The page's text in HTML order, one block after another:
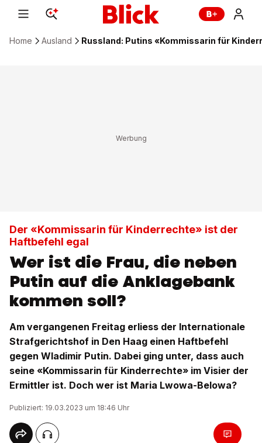
Home Ausland Russland: Putins «Kommissarin für
Der «Kommissarin für Kinderrechte» ist der
Haftbefehl egal
Wer ist die Frau, die neben
Putin auf die Anklagebank
kommen soll?
Am vergangenen Freitag erliess der Internationale
Strafgerichtshof in Den Haag einen Haftbefehl
gegen Wladimir Putin. Dabei ging unter, dass auch
seine «Kommissarin für Kinderrechte» im Visier der
Ermittler ist. Doch wer ist Maria Lwowa-Belowa?
Publiziert: 19.03.2023 um 18:46 Uhr